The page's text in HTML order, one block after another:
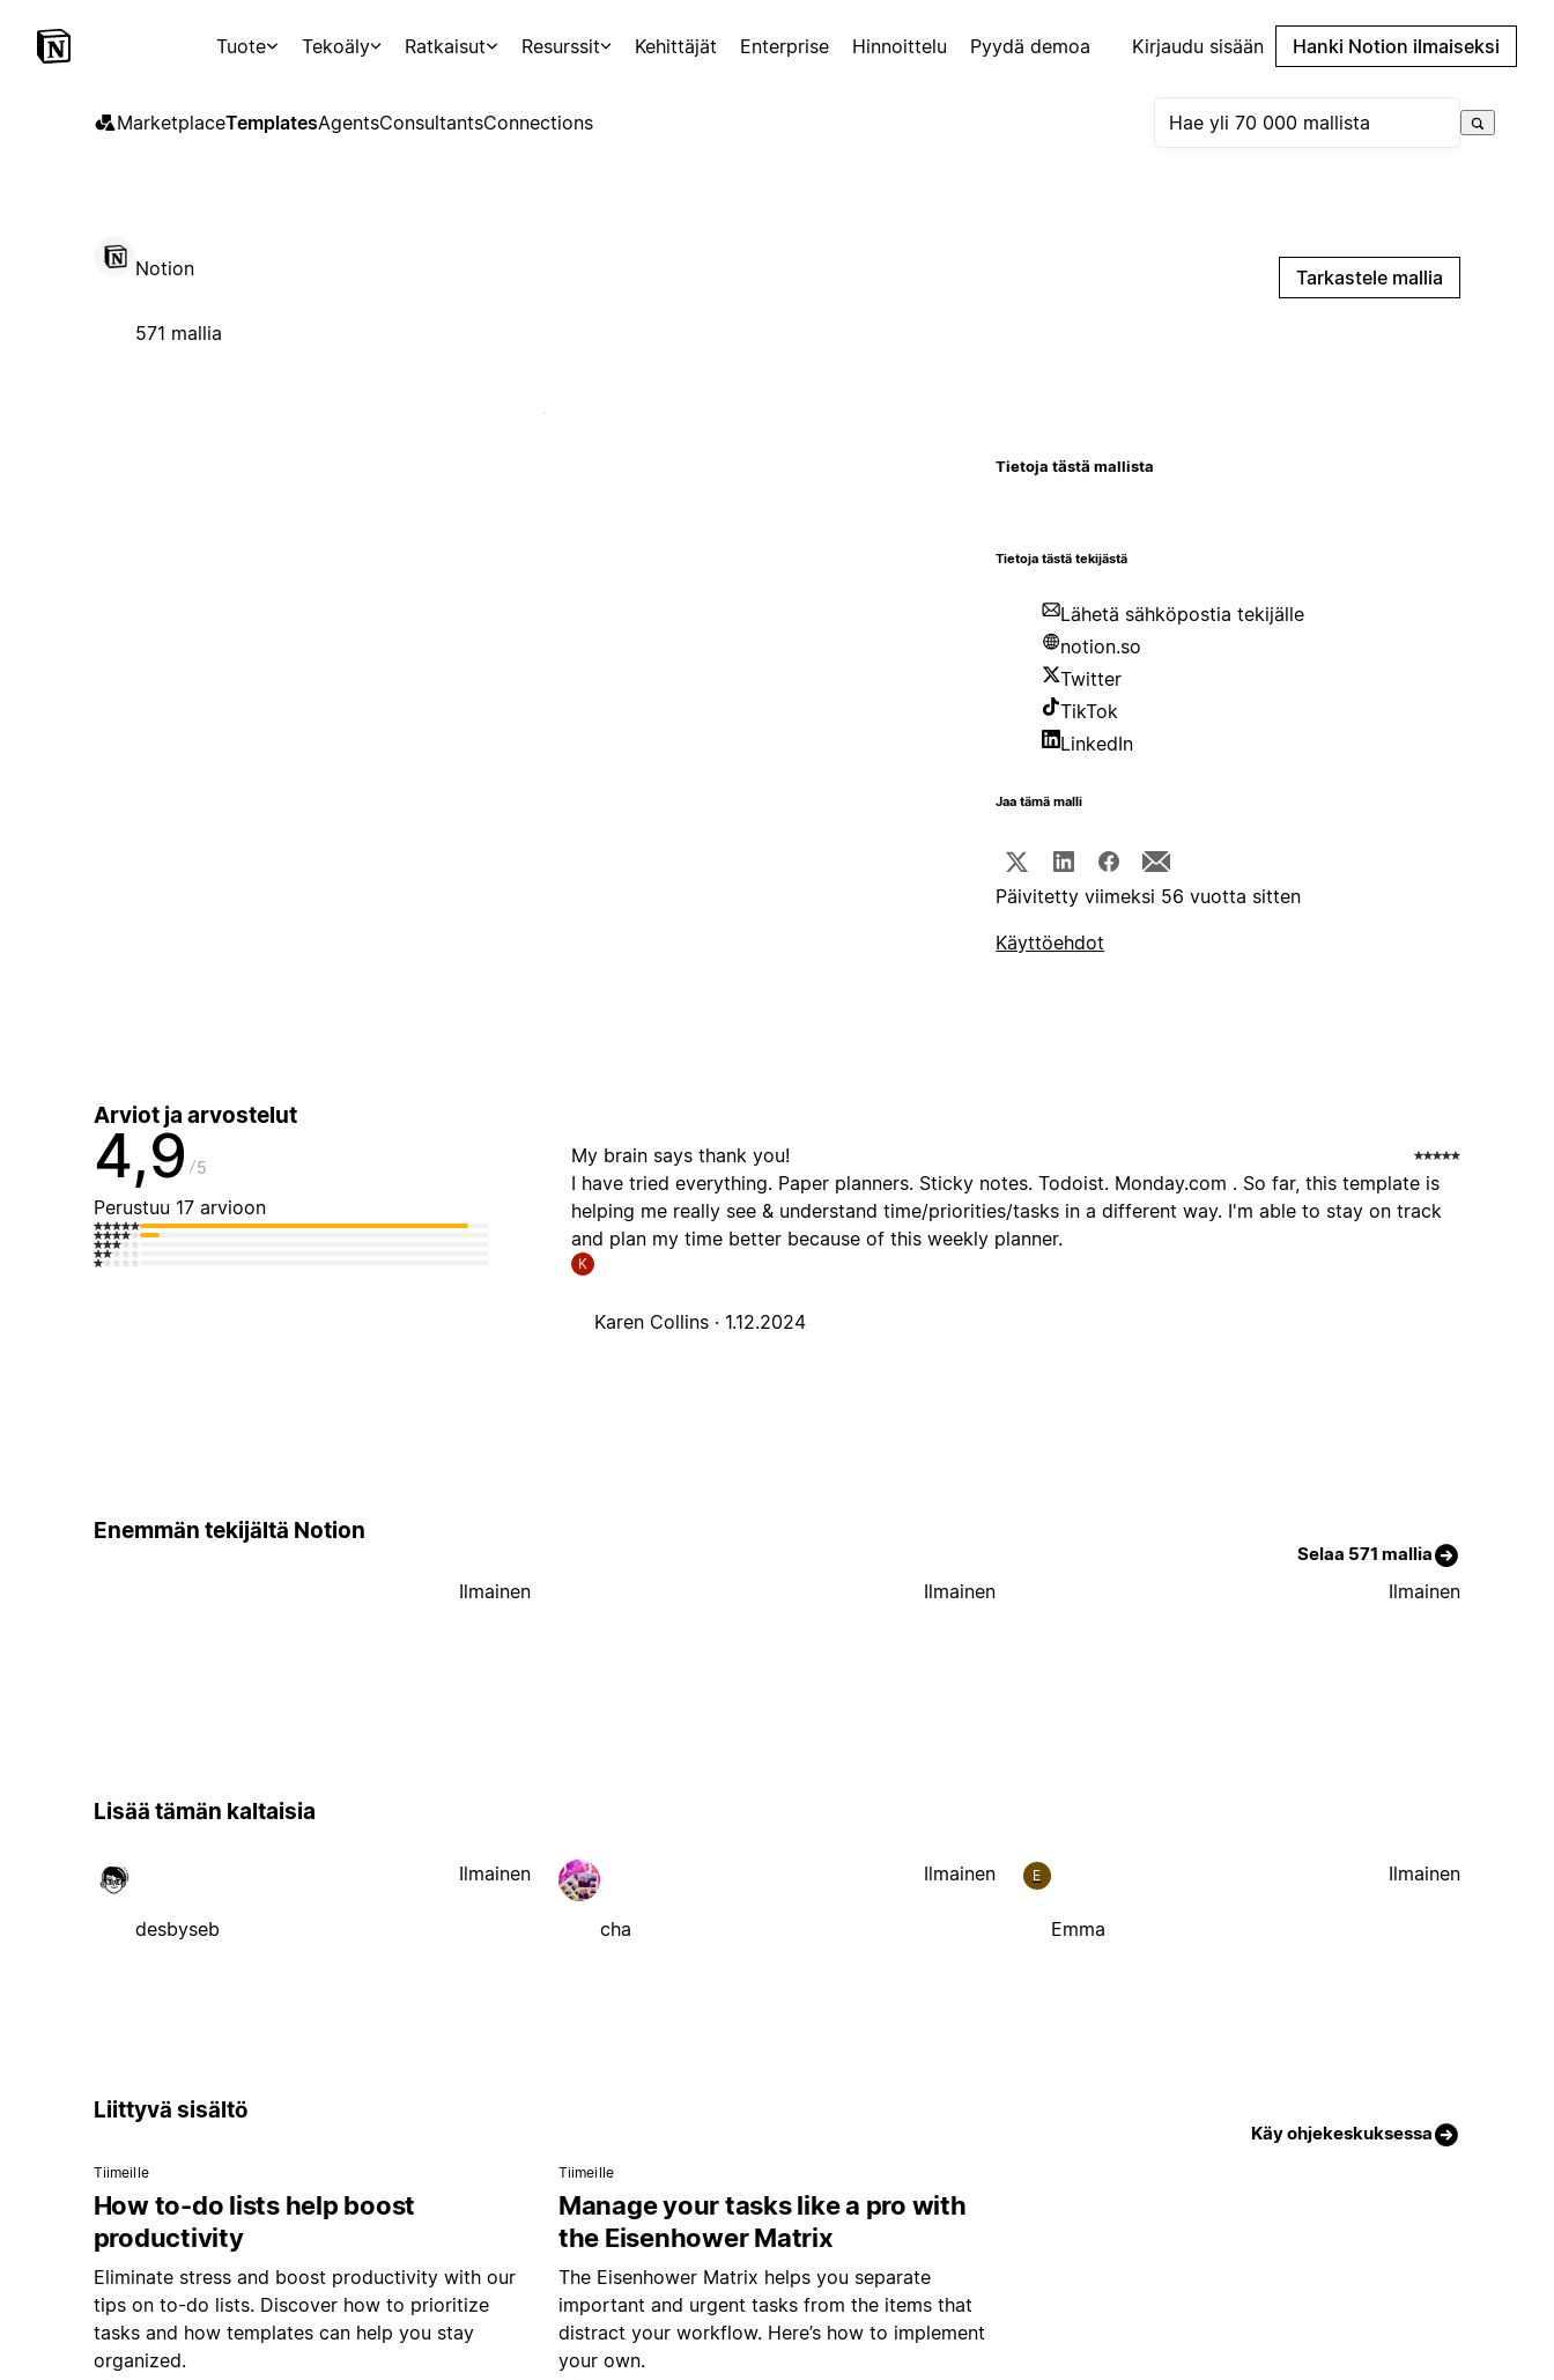
Tuote Tekoäly Ratkaisut Resurssit Kehittäjät Enterprise Hinnoittelu Pyydä demoa Kirjaudu sisään Hanki Notion ilmaiseksi
MarketplaceTemplatesAgentsConsultantsConnections
Notion
571 mallia
Tarkastele mallia
Tietoja tästä mallista
Tietoja tästä tekijästä
Lähetä sähköpostia tekijälle
notion.so
Twitter
TikTok
LinkedIn
Jaa tämä malli
Päivitetty viimeksi 56 vuotta sitten
Käyttöehdot
Arviot ja arvostelut
4,9 5
Perustuu 17 arvioon
My brain says thank you!
I have tried everything. Paper planners. Sticky notes. Todoist. Monday.com . So far, this template is
helping me really see & understand time/priorities/tasks in a different way. I'm able to stay on track
and plan my time better because of this weekly planner.
K
Karen Collins · 1.12.2024
Enemmän tekijältä Notion
Selaa 571 mallia
Ilmainen Ilmainen Ilmainen
Lisää tämän kaltaisia
desbyseb
Ilmainen
cha
Ilmainen E
Emma
Ilmainen
Liittyvä sisältö
Käy ohjekeskuksessa
Tiimeille
How to-do lists help boost
productivity
Eliminate stress and boost productivity with our
tips on to-do lists. Discover how to prioritize
tasks and how templates can help you stay
organized.
Tiimeille
Manage your tasks like a pro with
the Eisenhower Matrix
The Eisenhower Matrix helps you separate
important and urgent tasks from the items that
distract your workflow. Here’s how to implement
your own.